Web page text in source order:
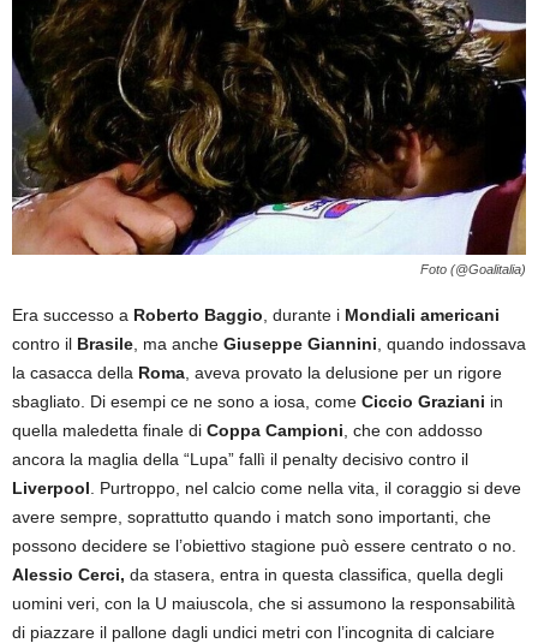
Foto (@Goalitalia)
Era successo a Roberto Baggio , durante i Mondiali americani
contro il Brasile , ma anche Giuseppe Giannini , quando indossava
la casacca della Roma , aveva provato la delusione per un rigore
sbagliato. Di esempi ce ne sono a iosa, come Ciccio Graziani in
quella maledetta finale di Coppa Campioni , che con addosso
ancora la maglia della “Lupa” fallì il penalty decisivo contro il
Liverpool . Purtroppo, nel calcio come nella vita, il coraggio si deve
avere sempre, soprattutto quando i match sono importanti, che
possono decidere se l’obiettivo stagione può essere centrato o no.
Alessio Cerci, da stasera, entra in questa classifica, quella degli
uomini veri, con la U maiuscola, che si assumono la responsabilità
di piazzare il pallone dagli undici metri con l’incognita di calciare